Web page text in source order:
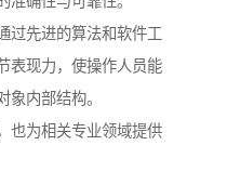
过先进的算法和软件工
表现力，使操作人员能
象内部结构。
也为相关专业领域提供